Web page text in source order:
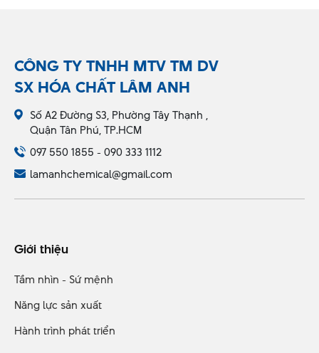
CÔNG TY TNHH MTV TM DV
SX HÓA CHẤT LÂM ANH
Số A2 Đường S3, Phường Tây Thạnh ,
Quận Tân Phú, TP.HCM
097 550 1855 - 090 333 1112
lamanhchemical@gmail.com
Giới thiệu
Tầm nhìn - Sứ mệnh
Năng lực sản xuất
Hành trình phát triển